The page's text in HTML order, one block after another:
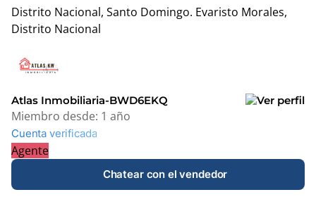
Distrito Nacional, Santo Domingo. Evaristo Morales,
Distrito Nacional
+
−
Atlas Inmobiliaria-BWD6EKQ
Miembro desde: 1 año
Cuenta verificada
Agente
Chatear con el vendedor